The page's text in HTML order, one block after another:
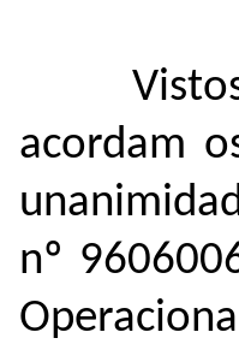
acordam
nº